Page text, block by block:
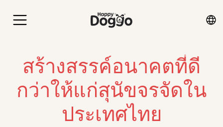
สร้างสรรค์อนาคตที่ดี
กว่าให้แก่สุนัขจรจัดใน
ประเทศไทย